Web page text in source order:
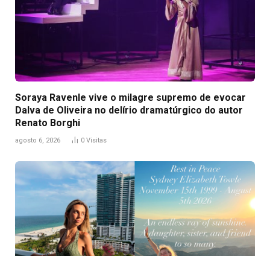
Soraya Ravenle vive o milagre supremo de evocar
Dalva de Oliveira no delírio dramatúrgico do autor
Renato Borghi
agosto 6, 2026 0 Visitas